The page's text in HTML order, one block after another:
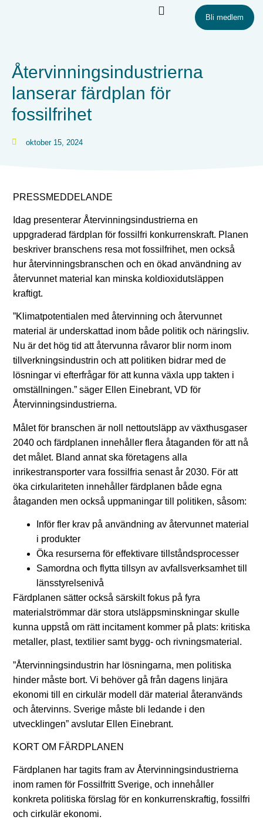
Bli medlem
Återvinningsindustrierna
lanserar färdplan för
fossilfrihet
oktober 15, 2024
PRESSMEDDELANDE
Idag presenterar Återvinningsindustrierna en
uppgraderad färdplan för fossilfri konkurrenskraft. Planen
beskriver branschens resa mot fossilfrihet, men också
hur återvinningsbranschen och en ökad användning av
återvunnet material kan minska koldioxidutsläppen
kraftigt.
”Klimatpotentialen med återvinning och återvunnet
material är underskattad inom både politik och näringsliv.
Nu är det hög tid att återvunna råvaror blir norm inom
tillverkningsindustrin och att politiken bidrar med de
lösningar vi efterfrågar för att kunna växla upp takten i
omställningen.” säger Ellen Einebrant, VD för
Återvinningsindustrierna.
Målet för branschen är noll nettoutsläpp av växthusgaser
2040 och färdplanen innehåller flera åtaganden för att nå
det målet. Bland annat ska företagens alla
inrikestransporter vara fossilfria senast år 2030. För att
öka cirkulariteten innehåller färdplanen både egna
åtaganden men också uppmaningar till politiken, såsom:
Inför fler krav på användning av återvunnet material
i produkter
Öka resurserna för effektivare tillståndsprocesser
Samordna och flytta tillsyn av avfallsverksamhet till
länsstyrelsenivå
Färdplanen sätter också särskilt fokus på fyra
materialströmmar där stora utsläppsminskningar skulle
kunna uppstå om rätt incitament kommer på plats: kritiska
metaller, plast, textilier samt bygg- och rivningsmaterial.
”Återvinningsindustrin har lösningarna, men politiska
hinder måste bort. Vi behöver gå från dagens linjära
ekonomi till en cirkulär modell där material återanvänds
och återvinns. Sverige måste bli ledande i den
utvecklingen” avslutar Ellen Einebrant.
KORT OM FÄRDPLANEN
Färdplanen har tagits fram av Återvinningsindustrierna
inom ramen för Fossilfritt Sverige, och innehåller
konkreta politiska förslag för en konkurrenskraftig, fossilfri
och cirkulär ekonomi.